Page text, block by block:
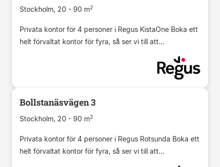
Stockholm, 20 - 90 m2
Privata kontor för 4 personer i Regus KistaOne Boka ett
helt förvaltat kontor för fyra, så ser vi till att...
Bollstanäsvägen 3
Stockholm, 20 - 90 m2
Privata kontor för 4 personer i Regus Rotsunda Boka ett
helt förvaltat kontor för fyra, så ser vi till att...